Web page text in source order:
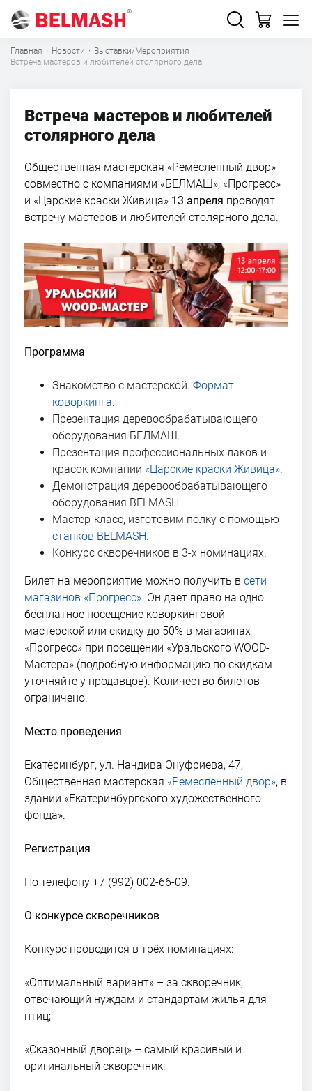
Главная · Новости · Выставки/Мероприятия ·
Встреча мастеров и любителей столярного дела
Встреча мастеров и любителей
столярного дела
Общественная мастерская «Ремесленный двор»
совместно с компаниями «БЕЛМАШ», «Прогресс»
и «Царские краски Живица» 13 апреля проводят
встречу мастеров и любителей столярного дела.
Программа
Знакомство с мастерской. Формат
коворкинга.
Презентация деревообрабатывающего
оборудования БЕЛМАШ.
Презентация профессиональных лаков и
красок компании «Царские краски Живица».
Демонстрация деревообрабатывающего
оборудования BELMASH
Мастер-класс, изготовим полку с помощью
станков BELMASH.
Конкурс скворечников в 3-х номинациях.
Билет на мероприятие можно получить в сети
магазинов «Прогресс». Он дает право на одно
бесплатное посещение коворкинговой
мастерской или скидку до 50% в магазинах
«Прогресс» при посещении «Уральского WOOD-
Мастера» (подробную информацию по скидкам
уточняйте у продавцов). Количество билетов
ограничено.
Место проведения
Екатеринбург, ул. Начдива Онуфриева, 47,
Общественная мастерская «Ремесленный двор», в
здании «Екатеринбургского художественного
фонда».
Регистрация
По телефону +7 (992) 002-66-09.
О конкурсе скворечников
Конкурс проводится в трёх номинациях:
«Оптимальный вариант» – за скворечник,
отвечающий нуждам и стандартам жилья для
птиц;
«Сказочный дворец» – самый красивый и
оригинальный скворечник;